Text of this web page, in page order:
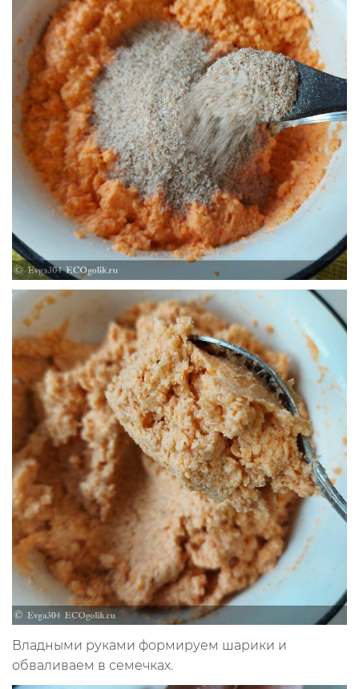
Владными руками формируем шарики и
обваливаем в семечках.